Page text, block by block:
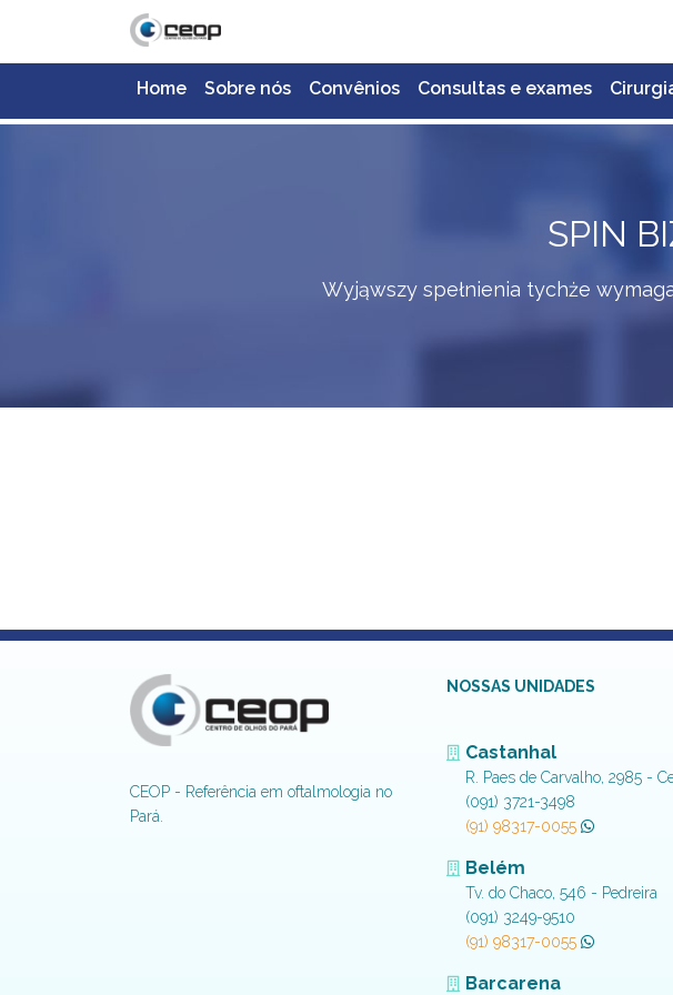
Home Sobre nós Convênios Consultas e exames
SPIN
Wyjąwszy spełnienia tychże
CEOP - Referência em oftalmologia no
Pará.
NOSSAS UNIDADES
Castanhal
R. Paes de Carvalho, 2985 -
(091) 3721-3498
(91) 98317-0055
Belém
Tv. do Chaco, 546 - Pedreira
(091) 3249-9510
(91) 98317-0055
Barcarena